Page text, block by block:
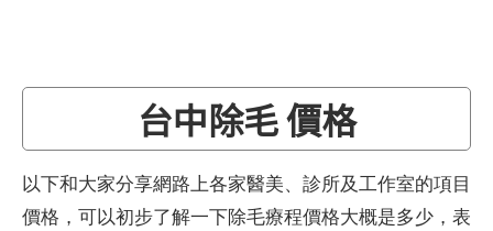
台中除毛 價格
以下和大家分享網路上各家醫美、診所及工作室的項目
價格，可以初步了解一下除毛療程價格大概是多少，表